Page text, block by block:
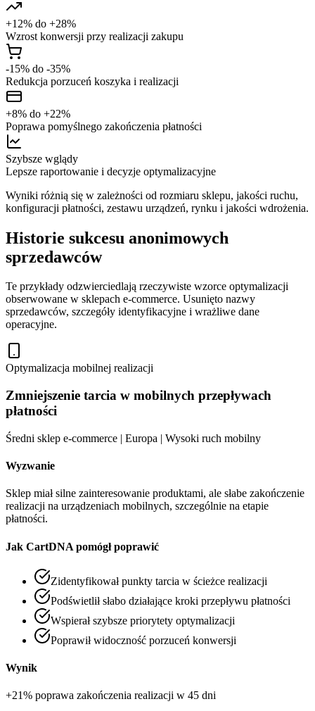
+12% do +28%
Wzrost konwersji przy realizacji zakupu
-15% do -35%
Redukcja porzuceń koszyka i realizacji
+8% do +22%
Poprawa pomyślnego zakończenia płatności
Szybsze wglądy
Lepsze raportowanie i decyzje optymalizacyjne
Wyniki różnią się w zależności od rozmiaru sklepu, jakości ruchu,
konfiguracji płatności, zestawu urządzeń, rynku i jakości wdrożenia.
Historie sukcesu anonimowych
sprzedawców
Te przykłady odzwierciedlają rzeczywiste wzorce optymalizacji
obserwowane w sklepach e-commerce. Usunięto nazwy
sprzedawców, szczegóły identyfikacyjne i wrażliwe dane
operacyjne.
Optymalizacja mobilnej realizacji
Zmniejszenie tarcia w mobilnych przepływach
płatności
Średni sklep e-commerce | Europa | Wysoki ruch mobilny
Wyzwanie
Sklep miał silne zainteresowanie produktami, ale słabe zakończenie
realizacji na urządzeniach mobilnych, szczególnie na etapie
płatności.
Jak CartDNA pomógł poprawić
Zidentyfikował punkty tarcia w ścieżce realizacji
Podświetlił słabo działające kroki przepływu płatności
Wspierał szybsze priorytety optymalizacji
Poprawił widoczność porzuceń konwersji
Wynik
+21% poprawa zakończenia realizacji w 45 dni